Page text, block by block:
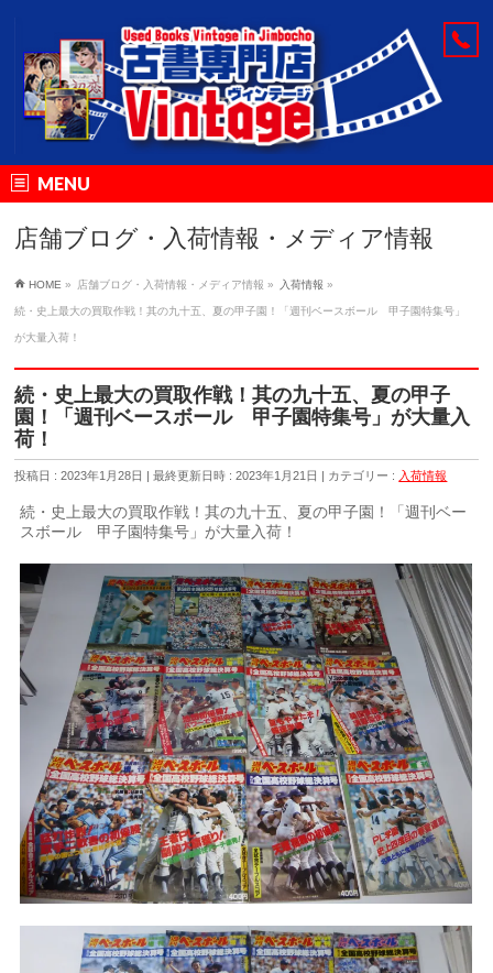
MENU
店舗ブログ・入荷情報・メディア情報
HOME » 店舗ブログ・入荷情報・メディア情報 » 入荷情報 »
続・史上最大の買取作戦！其の九十五、夏の甲子園！「週刊ベースボール 甲子園特集号」
が大量入荷！
続・史上最大の買取作戦！其の九十五、夏の甲子
園！「週刊ベースボール 甲子園特集号」が大量入
荷！
投稿日 : 2023年1月28日 最終更新日時 : 2023年1月21日 カテゴリー : 入荷情報
続・史上最大の買取作戦！其の九十五、夏の甲子園！「週刊ベー
スボール 甲子園特集号」が大量入荷！